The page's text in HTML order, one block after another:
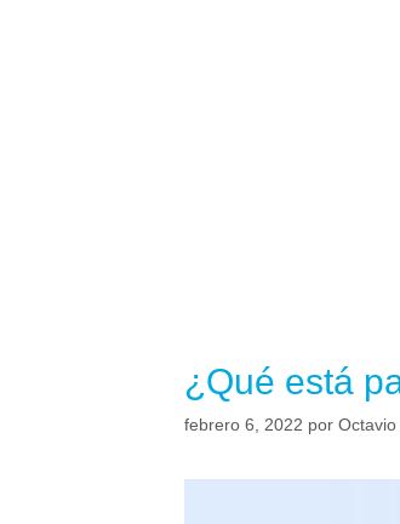
¿Qué está
febrero 6, 2022 por